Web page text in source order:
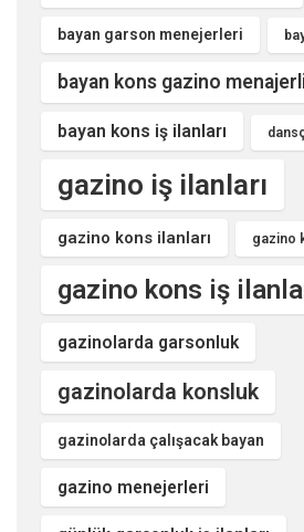
bayan garson menejerleri
bayan kons gazino
bayan kons iş ilanları
gazino iş ilanları
gazino kons ilanları gazino
gazino kons iş
gazinolarda garsonluk
gazinolarda konsluk
gazinolarda çalışacak bayan
gazino menejerleri